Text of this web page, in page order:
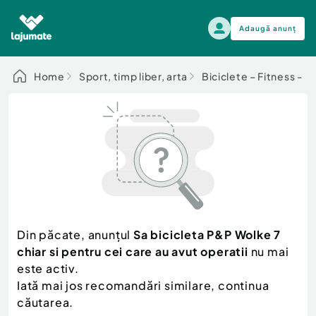
Adaugă anunț
Alege categoria
Auto, moto si ambarcatiuni
Electronice si electrocasnice
Mama si copilul
Moda si frumusete
Sport, timp liber, arta
Agro si Industrie
Auto, moto si ambarcatiuni
Scutere - ATV - UTV
Autoutilitare
Ambarcatiuni
Camioane - Rulote - Remorci
Motociclete
Home Sport, timp liber, arta Biciclete – Fitness -
Din păcate, anunțul Sa bicicleta P&P Wolke 7
chiar si pentru cei care au avut operatii nu mai
este activ.
Iată mai jos recomandări similare, continua
căutarea.